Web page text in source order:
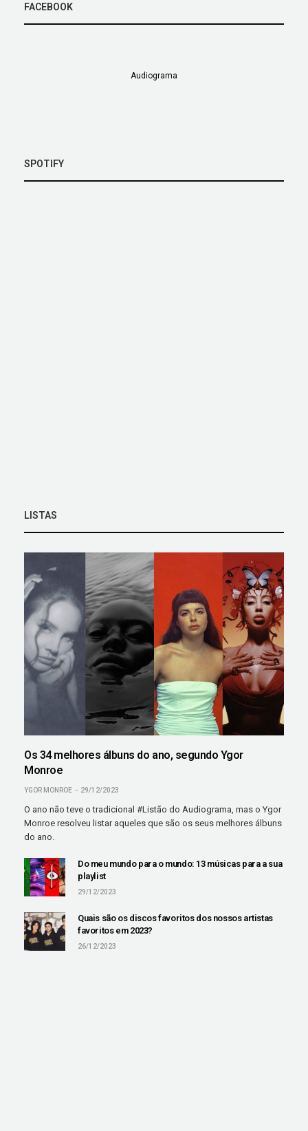
FACEBOOK
Audiograma
SPOTIFY
LISTAS
Os 34 melhores álbuns do ano, segundo Ygor
Monroe
YGOR MONROE 29/12/2023
O ano não teve o tradicional #Listão do Audiograma, mas o Ygor
Monroe resolveu listar aqueles que são os seus melhores álbuns
do ano.
Do meu mundo para o mundo: 13 músicas para a sua
playlist
29/12/2023
Quais são os discos favoritos dos nossos artistas
favoritos em 2023?
26/12/2023